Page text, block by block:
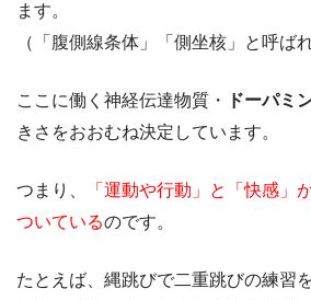
ます。
（「腹側線条体」「側坐核」と呼ばれ
ここに働く神経伝達物質・ ドーパミ
きさをおおむね決定しています。
つまり、
「運動や行動」と「快感」
ついているのです。
たとえば、縄跳びで二重跳びの練習